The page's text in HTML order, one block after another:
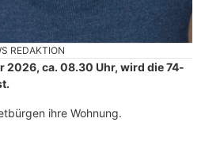
REDAKTION
2026, ca. 08.30 Uhr, wird die 74-
ihre Wohnung.